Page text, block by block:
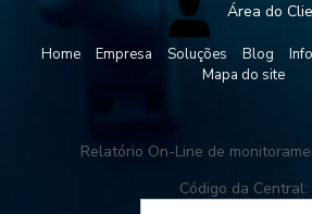
Área do
Home Empresa Soluções Blog
Mapa do site
Relatório On-Line de
Código da Central: